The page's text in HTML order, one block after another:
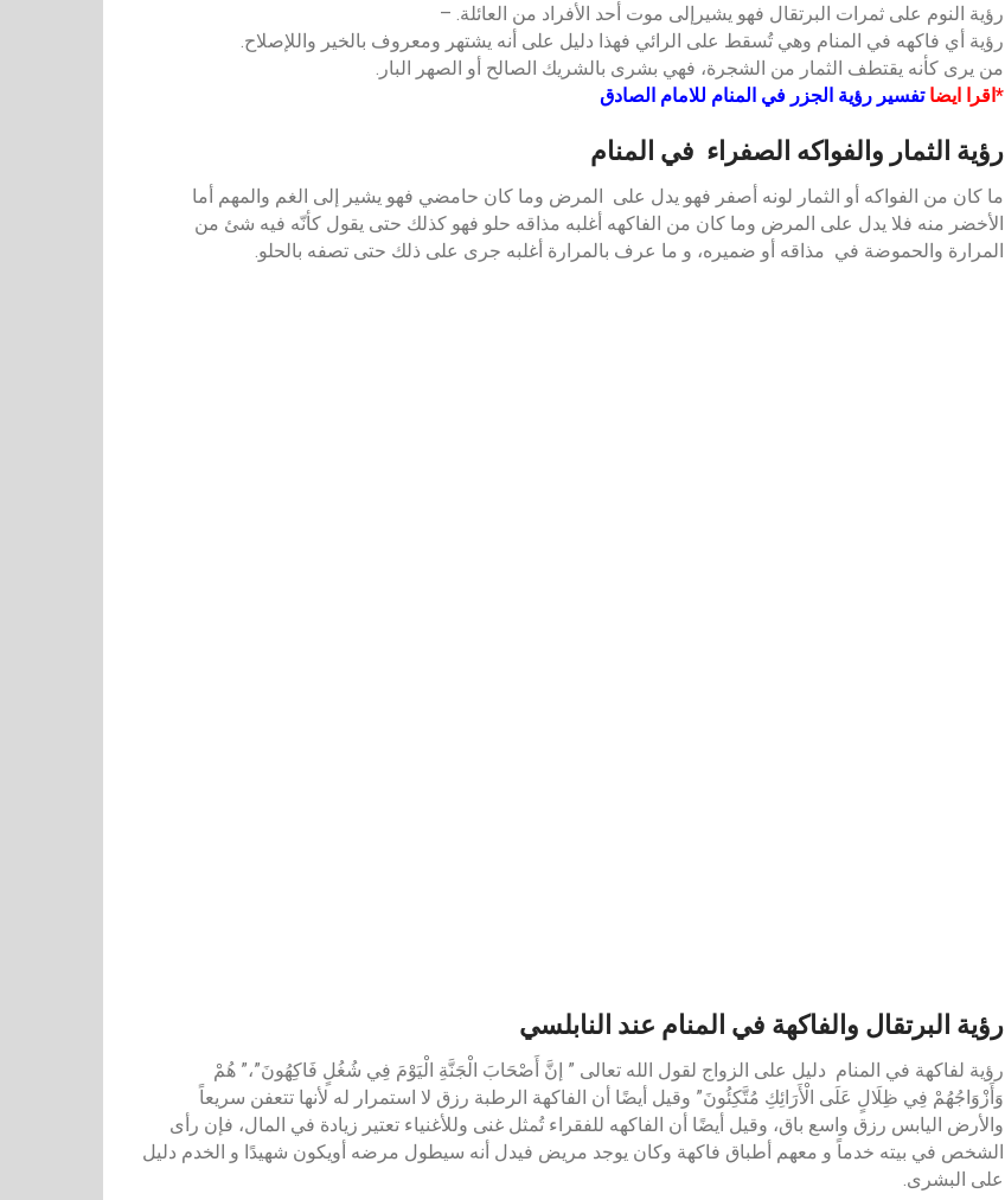
رؤية النوم على ثمرات البرتقال فهو يشيرإلى موت أحد الأفراد من العائلة. –
رؤية أي فاكهه في المنام وهي تُسقط على الرائي فهذا دليل على أنه يشتهر ومعروف بالخير واللإصلاح.
من يرى كأنه يقتطف الثمار من الشجرة، فهي بشرى بالشريك الصالح أو الصهر البار.
*اقرا ايضا تفسير رؤية الجزر في المنام للامام الصادق
رؤية الثمار والفواكه الصفراء في المنام
ما كان من الفواكه أو الثمار لونه أصفر فهو يدل على المرض وما كان حامضي فهو يشير إلى الغم والمهم أما
الأخضر منه فلا يدل على المرض وما كان من الفاكهه أغلبه مذاقه حلو فهو كذلك حتى يقول كأنّه فيه شئ من
المرارة والحموضة في مذاقه أو ضميره، و ما عرف بالمرارة أغلبه جرى على ذلك حتى تصفه بالحلو.
رؤية البرتقال والفاكهة في المنام عند النابلسي
رؤية لفاكهة في المنام دليل على الزواج لقول الله تعالى ” إنَّ أَصْحَابَ الْجَنَّةِ الْيَوْمَ فِي شُغُلٍ فَاكِهُونَ”،” هُمْ
وَأَزْوَاجُهُمْ فِي ظِلَالٍ عَلَى الْأَرَائِكِ مُتَّكِئُونَ” وقيل أيضًا أن الفاكهة الرطبة رزق لا استمرار له لأنها تتعفن سريعاً
والأرض اليابس رزق واسع باق، وقيل أيضًا أن الفاكهه للفقراء تُمثل غنى وللأغنياء تعتير زيادة في المال، فإن رأى
الشخص في بيته خدماً و معهم أطباق فاكهة وكان يوجد مريض فيدل أنه سيطول مرضه أويكون شهيدًا و الخدم دليل
على البشرى.